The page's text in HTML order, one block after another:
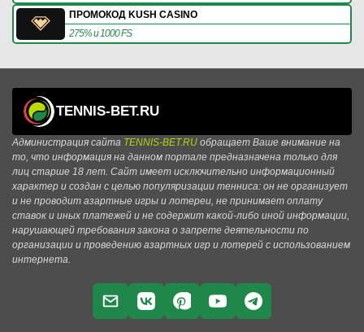
ПРОМОКОД KUSH CASINO
275% и 1000 FS
TENNIS-BET.RU
Администрация сайта TENNIS-BET.RU обращает Ваше внимание на
то, что информация на данном портале предназначена только для
лиц старше 18 лет. Сайт имеет исключительно информационный
характер и создан с целью популяризации тенниса: он не организует
и не проводит азартные игры и лотереи, не принимает оплату
ставок и иных платежей и не содержит какой-либо иной информации,
нарушающей требования закона о запрете деятельности по
организации и проведению азартных игр и лотерей с использованием
интернета.